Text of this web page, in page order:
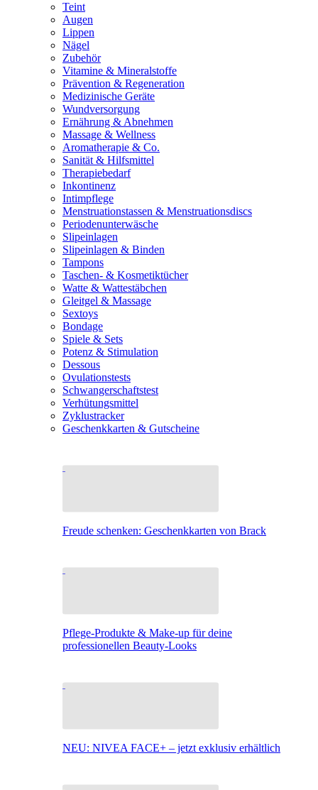
Teint
Augen
Lippen
Nägel
Zubehör
Vitamine & Mineralstoffe
Prävention & Regeneration
Medizinische Geräte
Wundversorgung
Ernährung & Abnehmen
Massage & Wellness
Aromatherapie & Co.
Sanität & Hilfsmittel
Therapiebedarf
Inkontinenz
Intimpflege
Menstruationstassen & Menstruationsdiscs
Periodenunterwäsche
Slipeinlagen
Slipeinlagen & Binden
Tampons
Taschen- & Kosmetiktücher
Watte & Wattestäbchen
Gleitgel & Massage
Sextoys
Bondage
Spiele & Sets
Potenz & Stimulation
Dessous
Ovulationstests
Schwangerschaftstest
Verhütungsmittel
Zyklustracker
Geschenkkarten & Gutscheine
Freude schenken: Geschenkkarten von Brack
Pflege-Produkte & Make-up für deine
professionellen Beauty-Looks
NEU: NIVEA FACE+ – jetzt exklusiv erhältlich